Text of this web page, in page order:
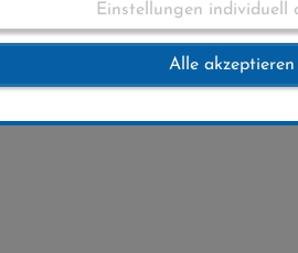
Einstellungen individuell
Alle akzeptieren